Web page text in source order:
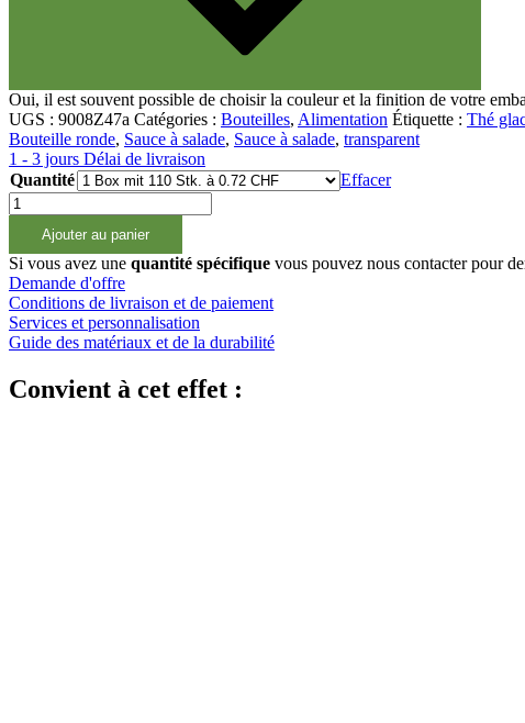
Oui, il est souvent possible de choisir la couleur et la finition de votre
UGS : 9008Z47a Catégories : Bouteilles, Alimentation Étiquette : Thé
Bouteille ronde, Sauce à salade, Sauce à salade, transparent
1 - 3 jours Délai de livraison
Quantité
Effacer
quantité
de
1000ml
PET
Getränkeflasche
mit
Griffmulde
Ajouter au panier
Si vous avez une quantité spécifique vous pouvez nous contacter pour
Demande d'offre
Conditions de livraison et de paiement
Services et personnalisation
Guide des matériaux et de la durabilité
Convient à cet effet :